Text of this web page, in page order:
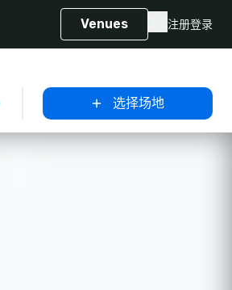
Venues 注册登录
选择场地